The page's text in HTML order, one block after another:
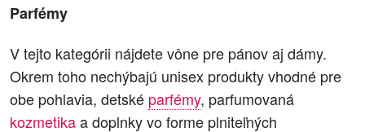
Parfémy
V tejto kategórii nájdete vône pre pánov aj dámy.
Okrem toho nechýbajú unisex produkty vhodné pre
obe pohlavia, detské parfémy, parfumovaná
kozmetikaa doplnky vo forme plniteľných